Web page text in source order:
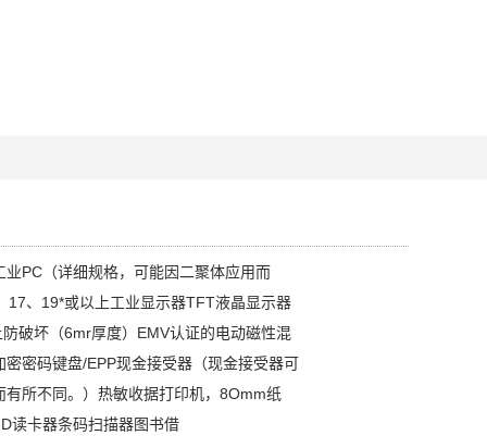
业PC（详细规格，可能因二聚体应用而
17、19*或以上工业显示器TFT液晶显示器
破坏（6mr厚度）EMV认证的电动磁性混
密密码键盘/EPP现金接受器（现金接受器可
有所不同。）热敏收据打印机，8Omm纸
读卡器条码扫描器图书借